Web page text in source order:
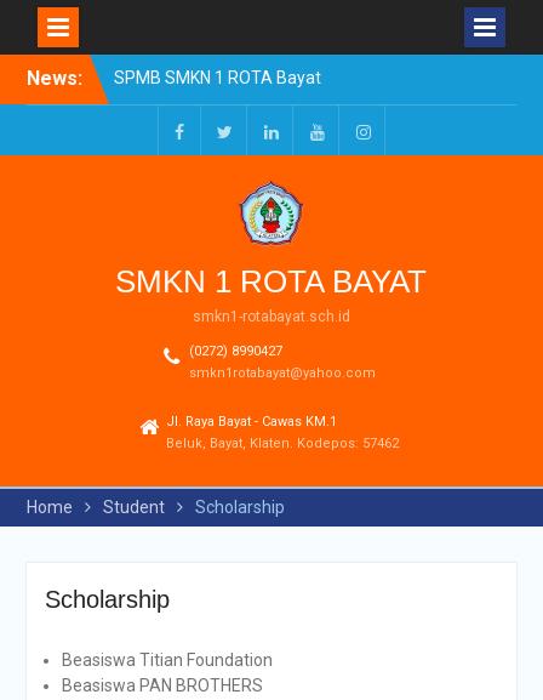
News:
SPMB SMKN 1 ROTA Bayat
Tahun Ajaran 2026/2027
Resmi Dibuka
Pengumuman Kelulusan
Tahun Ajaran 2025-2026
Realisasi Dana BOSP
Reguler Tahap 1 Tahun
FacebookTwitterLinkedInYoutubeInstagram
SMKN 1 ROTA BAYAT
smkn1-rotabayat.sch.id
(0272) 8990427
smkn1rotabayat@yahoo.com
Jl. Raya Bayat - Cawas KM.1
Beluk, Bayat, Klaten. Kodepos: 57462
Home Student Scholarship
Scholarship
Beasiswa Titian Foundation
Beasiswa PAN BROTHERS